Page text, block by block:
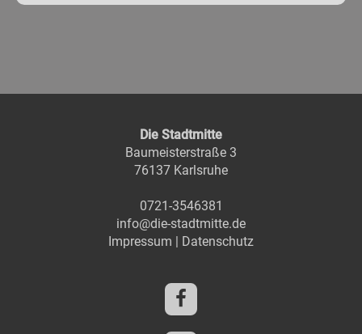
Die Stadtmitte
Baumeisterstraße 3
76137 Karlsruhe
0721-3546381
info@die-stadtmitte.de
Impressum | Datenschutz